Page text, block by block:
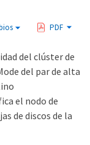
PDF
del clúster de
del par de alta
el nodo de
de discos de la